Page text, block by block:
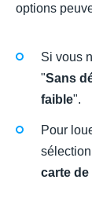
options
Si vous
"Sans
faible".
Pour
carte